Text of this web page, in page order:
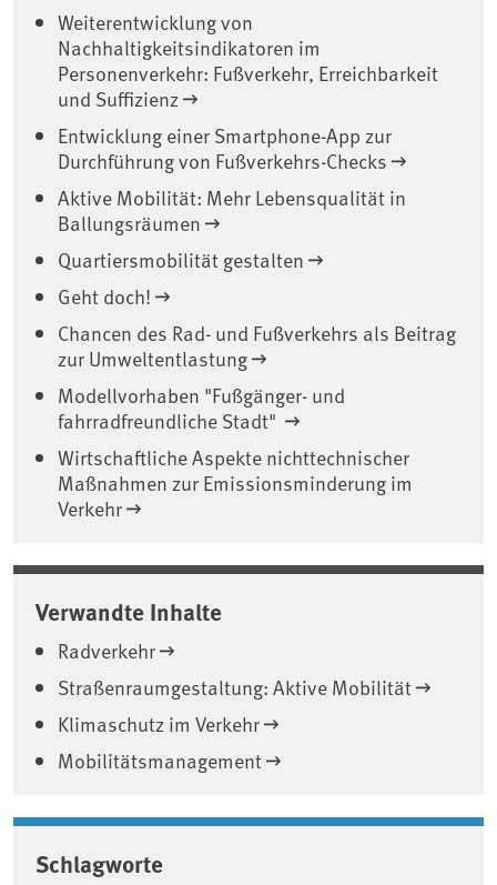
Weiterentwicklung von
Nachhaltigkeitsindikatoren im
Personenverkehr: Fußverkehr, Erreichbarkeit
und Suffizienz
Entwicklung einer Smartphone-App zur
Durchführung von Fußverkehrs-Checks
Aktive Mobilität: Mehr Lebensqualität in
Ballungsräumen
Quartiersmobilität gestalten
Geht doch!
Chancen des Rad- und Fußverkehrs als Beitrag
zur Umweltentlastung
Modellvorhaben "Fußgänger- und
fahrradfreundliche Stadt"
Wirtschaftliche Aspekte nichttechnischer
Maßnahmen zur Emissionsminderung im
Verkehr
Verwandte Inhalte
Radverkehr
Straßenraumgestaltung: Aktive Mobilität
Klimaschutz im Verkehr
Mobilitätsmanagement
Schlagworte